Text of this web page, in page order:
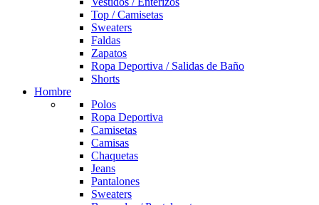
Top / Camisetas
Sweaters
Faldas
Zapatos
Ropa Deportiva / Salidas de Baño
Shorts
Hombre
Polos
Ropa Deportiva
Camisetas
Camisas
Chaquetas
Jeans
Pantalones
Sweaters